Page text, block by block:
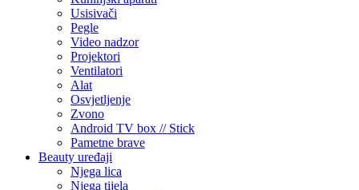
Usisivači
Pegle
Video nadzor
Projektori
Ventilatori
Alat
Osvjetljenje
Zvono
Android TV box // Stick
Pametne brave
Beauty uređaji
Njega lica
Njega tijela